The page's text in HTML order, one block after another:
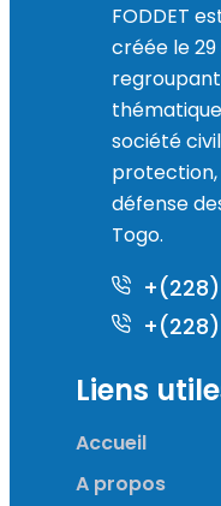
FODDET
créée le
société
défense
Togo.
+(228)
+(228)
Liens
Accueil
A propos